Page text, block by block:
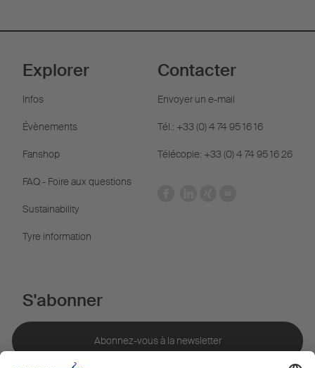
Explorer
Infos
Évènements
Fanshop
FAQ - Foire aux questions
Sustainability
Tyre information
Contacter
Envoyer un e-mail
Tél.: +33 (0) 4 74 95 16 16
Télécopie: +33 (0) 4 74 95 16 26
S'abonner